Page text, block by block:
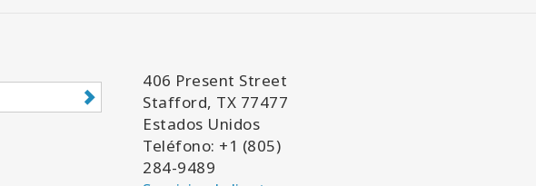
406 Present Street
Stafford, TX 77477
Estados Unidos
Teléfono: +1 (805)
284-9489